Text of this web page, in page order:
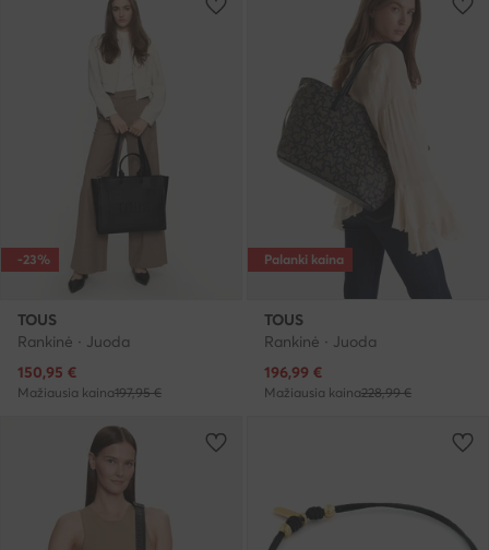
-23%
TOUS
Rankinė · Juoda
Dabartinė kaina
150,95 €
Mažiausia kaina197,95 €
Palanki kaina
TOUS
Rankinė · Juoda
Dabartinė kaina
196,99 €
Mažiausia kaina228,99 €